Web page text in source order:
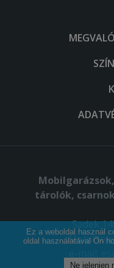
tárolók,
Sadek
Mobil
Ez a weboldal használ
oldal használatával Ön